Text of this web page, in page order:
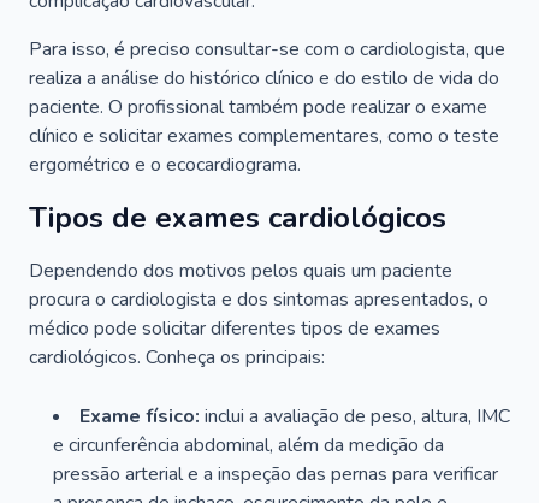
Para isso, é preciso consultar-se com o cardiologista, que
realiza a análise do histórico clínico e do estilo de vida do
paciente. O profissional também pode realizar o exame
clínico e solicitar exames complementares, como o teste
ergométrico e o ecocardiograma.
Tipos de exames cardiológicos
Dependendo dos motivos pelos quais um paciente
procura o cardiologista e dos sintomas apresentados, o
médico pode solicitar diferentes tipos de exames
cardiológicos. Conheça os principais:
Exame físico: inclui a avaliação de peso, altura, IMC
e circunferência abdominal, além da medição da
pressão arterial e a inspeção das pernas para verificar